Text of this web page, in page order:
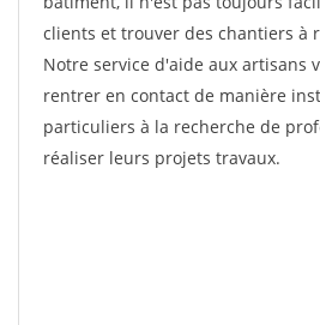
clients et trouver des chantiers à
Notre service d'aide aux artisans
rentrer en contact de manière
particuliers à la recherche de
réaliser leurs projets travaux.